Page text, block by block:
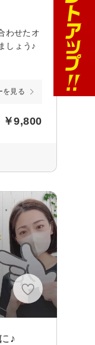
わせたオ
しょう♪
を見る
￥9,800
♪